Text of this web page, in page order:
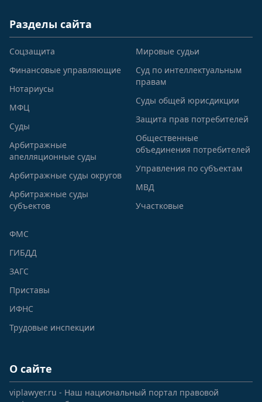
Разделы сайта
Соцзащита
Финансовые управляющие
Нотариусы
МФЦ
Суды
Арбитражные
апелляционные суды
Арбитражные суды округов
Арбитражные суды
субъектов
Мировые судьи
Суд по интеллектуальным
правам
Суды общей юрисдикции
Защита прав потребителей
Общественные
объединения потребителей
Управления по субъектам
МВД
Участковые
ФМС
ГИБДД
ЗАГС
Приставы
ИФНС
Трудовые инспекции
О сайте
viplawyer.ru - Наш национальный портал правовой